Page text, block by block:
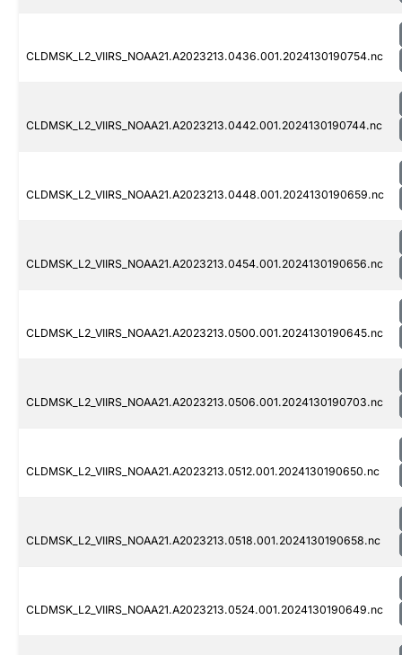
CLDMSK_L2_VIIRS_NOAA21.A2023213.0436.001.2024130190754.nc
CLDMSK_L2_VIIRS_NOAA21.A2023213.0442.001.2024130190744.nc
CLDMSK_L2_VIIRS_NOAA21.A2023213.0448.001.2024130190659.nc
CLDMSK_L2_VIIRS_NOAA21.A2023213.0454.001.2024130190656.nc
CLDMSK_L2_VIIRS_NOAA21.A2023213.0500.001.2024130190645.nc
CLDMSK_L2_VIIRS_NOAA21.A2023213.0506.001.2024130190703.nc
CLDMSK_L2_VIIRS_NOAA21.A2023213.0512.001.2024130190650.nc
CLDMSK_L2_VIIRS_NOAA21.A2023213.0518.001.2024130190658.nc
CLDMSK_L2_VIIRS_NOAA21.A2023213.0524.001.2024130190649.nc